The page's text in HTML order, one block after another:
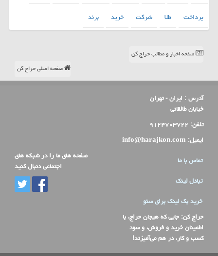
پرداخت
طلا شركت خرید برند
صفحه اخبار و مطالب حراج کن
صفحه اصلی حراج کن
آدرس : ایران - تهران
خیابان طالقانی
تلفن: ۹۱۲۴۷۰۳۷۲۲
ایمیل: info@harajkon.com
تماس با ما
تبادل لینک
خرید بک لینک برای سئو
حراج کن: جایی که هیجان حراج، با
اطمینان خرید و فروش، و سود
کسب و کار، در هم می‌آمیزند!
صفحه های ما را در شبکه های
اجتماعی دنبال کنید